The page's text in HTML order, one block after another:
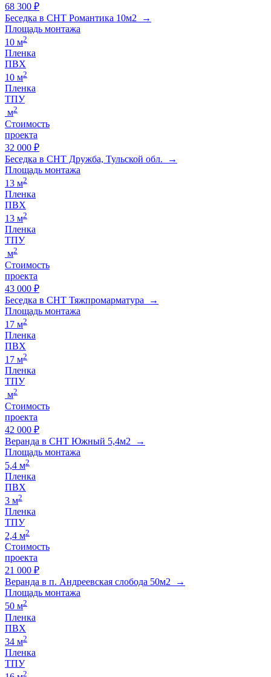
68 300 ₽
Беседка в СНТ Романтика 10м2 →
Площадь монтажа
10 м2
Пленка
ПВХ
10 м2
Пленка
ТПУ
м2
Стоимость
проекта
32 000 ₽
Беседка в СНТ Дружба, Тульской обл. →
Площадь монтажа
13 м2
Пленка
ПВХ
13 м2
Пленка
ТПУ
м2
Стоимость
проекта
43 000 ₽
Беседка в СНТ Тяжпромарматура →
Площадь монтажа
17 м2
Пленка
ПВХ
17 м2
Пленка
ТПУ
м2
Стоимость
проекта
42 000 ₽
Веранда в СНТ Южный 5,4м2 →
Площадь монтажа
5,4 м2
Пленка
ПВХ
3 м2
Пленка
ТПУ
2,4 м2
Стоимость
проекта
21 000 ₽
Веранда в п. Андреевская слобода 50м2 →
Площадь монтажа
50 м2
Пленка
ПВХ
34 м2
Пленка
ТПУ
2